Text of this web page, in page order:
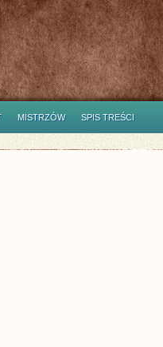
MISTRZÓW SPIS TREŚCI